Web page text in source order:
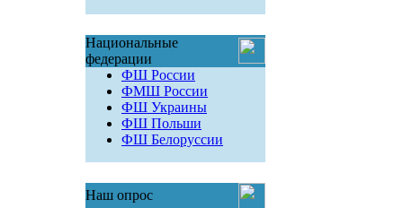
Национальные
федерации
ФШ России
ФМШ России
ФШ Украины
ФШ Польши
ФШ Белоруссии
Наш опрос